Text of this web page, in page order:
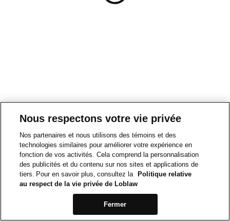
Nous respectons votre vie privée
Nos partenaires et nous utilisons des témoins et des
technologies similaires pour améliorer votre expérience en
fonction de vos activités. Cela comprend la personnalisation
des publicités et du contenu sur nos sites et applications de
tiers. Pour en savoir plus, consultez la
Politique relative
au respect de la vie privée de Loblaw
Fermer